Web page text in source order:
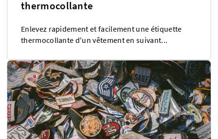
thermocollante
Enlevez rapidement et facilement une étiquette
thermocollante d'un vêtement en suivant...